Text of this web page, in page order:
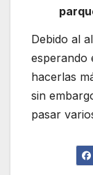
Debido al
esperando
hacerlas
sin
pasar